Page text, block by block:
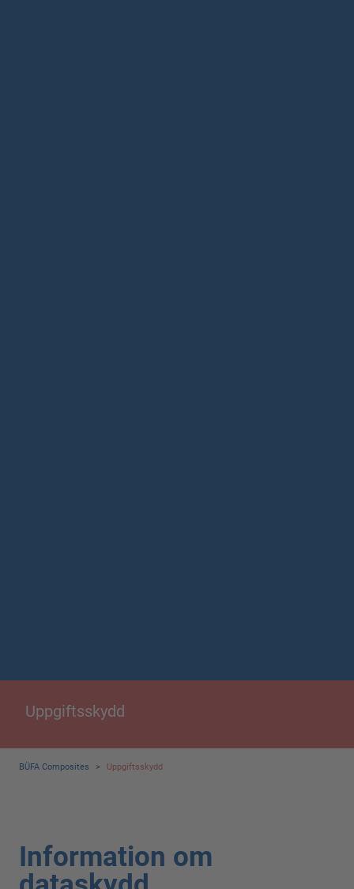
Uppgiftsskydd
BÜFA Composites > Uppgiftsskydd
Information om